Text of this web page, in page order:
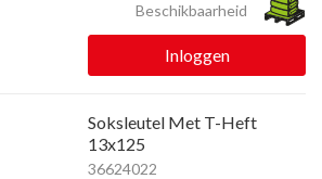
Beschikbaarheid
Inloggen
Soksleutel Met T-Heft
13x125
36624022